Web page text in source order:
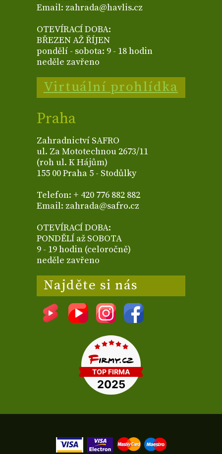
Email: zahrada@havlis.cz
OTEVÍRACÍ DOBA:
BŘEZEN AŽ ŘÍJEN
pondělí - sobota: 9 - 18 hodin
neděle zavřeno
Virtuální prohlídka
Praha
Zahradnictví SAFRO
ul. Za Mototechnou 2673/11
(roh ul. K Hájům)
155 00 Praha 5 - Stodůlky
Telefon: + 420 776 882 882
Email: zahrada@safro.cz
OTEVÍRACÍ DOBA:
PONDĚLÍ až SOBOTA
9 - 19 hodin (celoročně)
neděle zavřeno
Najděte si nás